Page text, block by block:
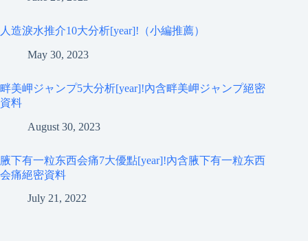
人造淚水推介10大分析[year]!（小編推薦）
May 30, 2023
畔美岬ジャンプ5大分析[year]!內含畔美岬ジャンプ絕密
資料
August 30, 2023
腋下有一粒东西会痛7大優點[year]!內含腋下有一粒东西
会痛絕密資料
July 21, 2022